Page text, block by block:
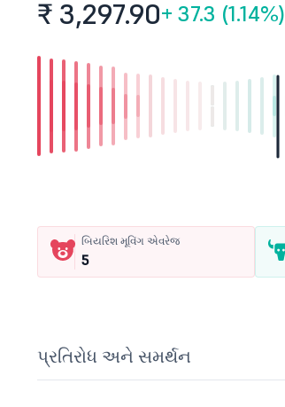
₹ 3,297.90+ 37.3 (1.14%)
બિયરિશ મૂવિંગ એવરેજ
5
પ્રતિરોધ અને સમર્થન